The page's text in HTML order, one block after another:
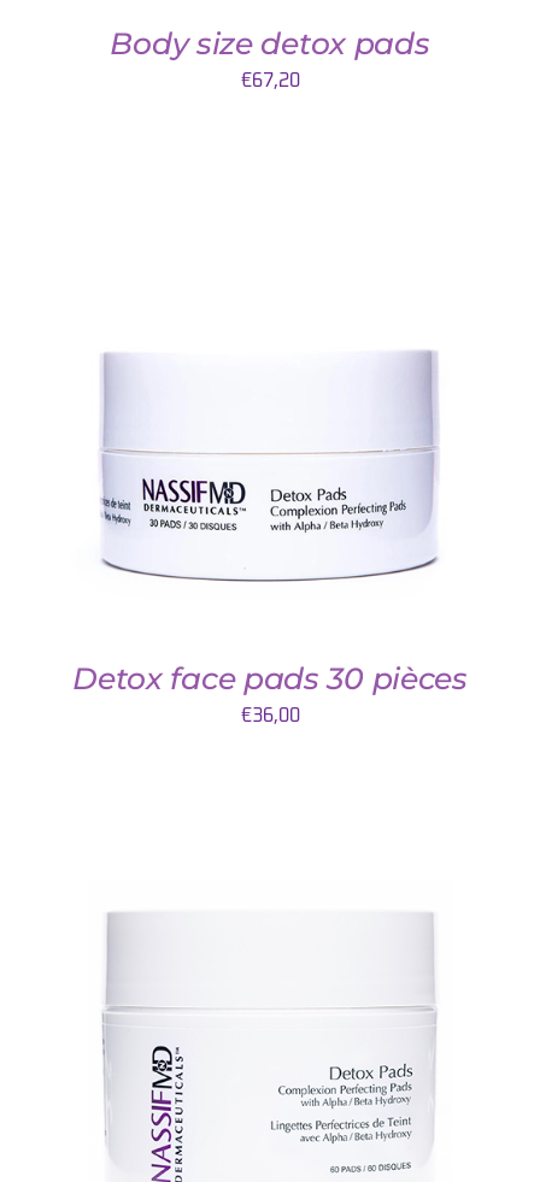
Body size detox pads
€67,20
Detox face pads 30 pièces
€36,00
DETAILS